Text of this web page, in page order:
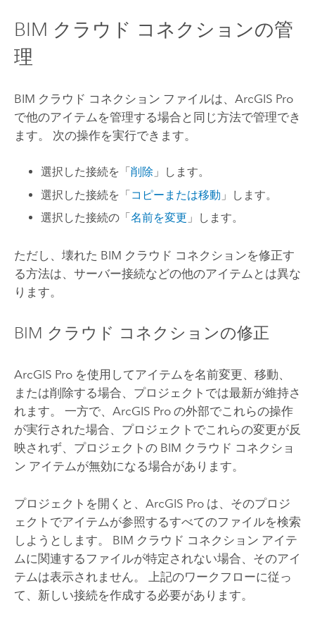
BIM クラウド コネクションの管
理
BIM クラウド コネクション ファイルは、 ArcGIS Pro
で他のアイテムを管理する場合と同じ方法で管理でき
ます。 次の操作を実行できます。
選択した接続を「削除 」します。
選択した接続を「コピーまたは移動 」します。
選択した接続の「名前を変更 」します。
ただし、壊れた BIM クラウド コネクションを修正す
る方法は、サーバー接続などの他のアイテムとは異な
ります。
BIM クラウド コネクションの修正
ArcGIS Proを使用してアイテムを名前変更、移動、
または削除する場合、プロジェクトでは最新が維持さ
れます。 一方で、 ArcGIS Proの外部でこれらの操作
が実行された場合、プロジェクトでこれらの変更が反
映されず、プロジェクトの BIM クラウド コネクショ
ン アイテムが無効になる場合があります。
プロジェクトを開くと、 ArcGIS Proは、そのプロジ
ェクトでアイテムが参照するすべてのファイルを検索
しようとします。 BIM クラウド コネクション アイテ
ムに関連するファイルが特定されない場合、そのアイ
テムは表示されません。 上記のワークフローに従っ
て、新しい接続を作成する必要があります。